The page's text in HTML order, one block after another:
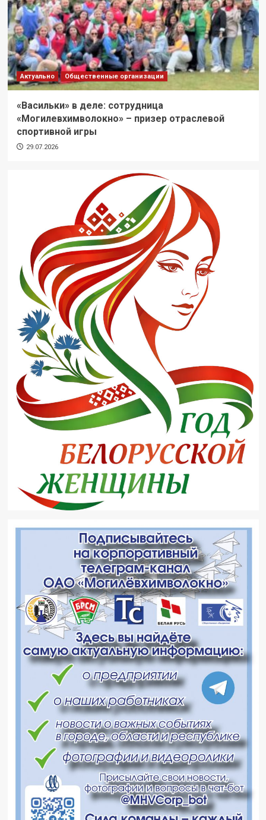
Актуально Общественные организации
«Васильки» в деле: сотрудница
«Могилевхимволокно» – призер отраслевой
спортивной игры
29.07.2026